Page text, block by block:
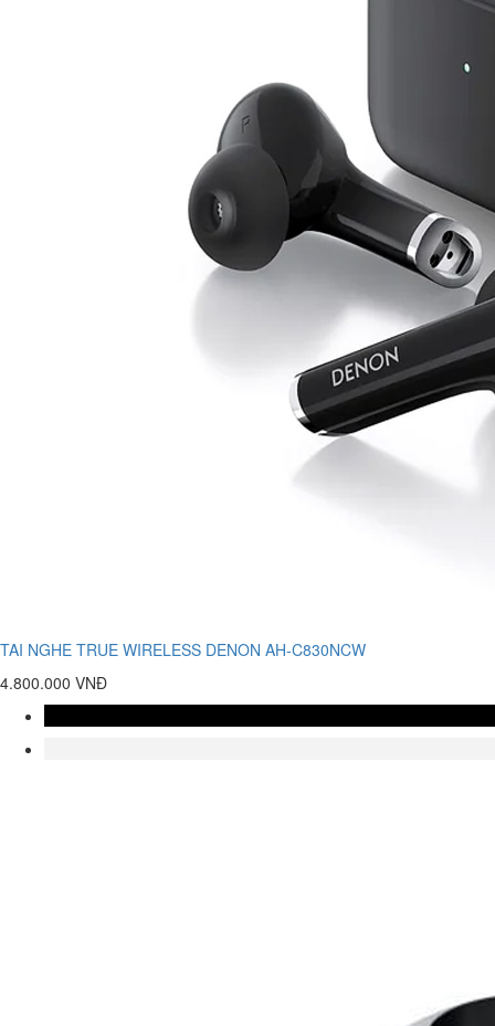
TAI NGHE TRUE WIRELESS DENON AH-C830NCW
4.800.000 VNĐ